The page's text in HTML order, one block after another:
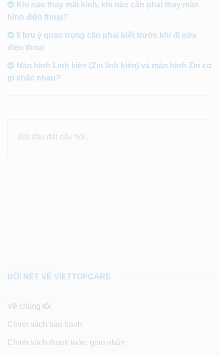
Khi nào thay mặt kính, khi nào cần phải thay màn
hình điện thoại?
5 lưu ý quan trọng cần phải biết trước khi đi sửa
điện thoại
Màn hình Linh kiện (Zin linh kiện) và màn hình Zin có
gì khác nhau?
ĐÔI NÉT VỀ VIETTOPCARE
Về chúng tôi
Chính sách bảo hành
Chính sách thanh toán, giao nhận